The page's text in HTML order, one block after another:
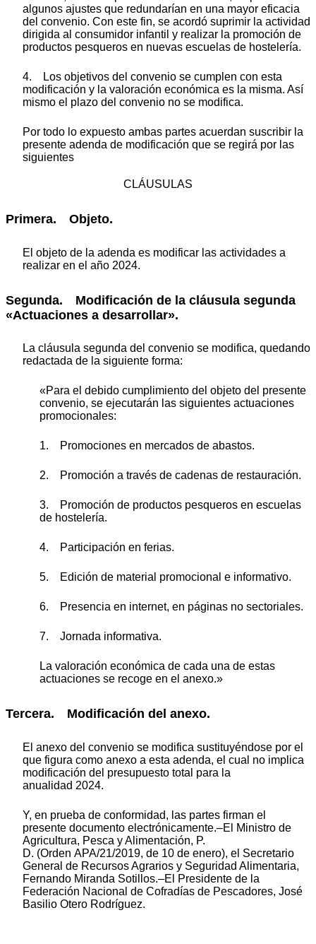
algunos ajustes que redundarían en una mayor eficacia
del convenio. Con este fin, se acordó suprimir la actividad
dirigida al consumidor infantil y realizar la promoción de
productos pesqueros en nuevas escuelas de hostelería.
4. Los objetivos del convenio se cumplen con esta
modificación y la valoración económica es la misma. Así
mismo el plazo del convenio no se modifica.
Por todo lo expuesto ambas partes acuerdan suscribir la
presente adenda de modificación que se regirá por las
siguientes
CLÁUSULAS
Primera. Objeto.
El objeto de la adenda es modificar las actividades a
realizar en el año 2024.
Segunda. Modificación de la cláusula segunda
«Actuaciones a desarrollar».
La cláusula segunda del convenio se modifica, quedando
redactada de la siguiente forma:
«Para el debido cumplimiento del objeto del presente
convenio, se ejecutarán las siguientes actuaciones
promocionales:
1. Promociones en mercados de abastos.
2. Promoción a través de cadenas de restauración.
3. Promoción de productos pesqueros en escuelas
de hostelería.
4. Participación en ferias.
5. Edición de material promocional e informativo.
6. Presencia en internet, en páginas no sectoriales.
7. Jornada informativa.
La valoración económica de cada una de estas
actuaciones se recoge en el anexo.»
Tercera. Modificación del anexo.
El anexo del convenio se modifica sustituyéndose por el
que figura como anexo a esta adenda, el cual no implica
modificación del presupuesto total para la
anualidad 2024.
Y, en prueba de conformidad, las partes firman el
presente documento electrónicamente.–El Ministro de
Agricultura, Pesca y Alimentación, P.
D. (Orden APA/21/2019, de 10 de enero), el Secretario
General de Recursos Agrarios y Seguridad Alimentaria,
Fernando Miranda Sotillos.–El Presidente de la
Federación Nacional de Cofradías de Pescadores, José
Basilio Otero Rodríguez.